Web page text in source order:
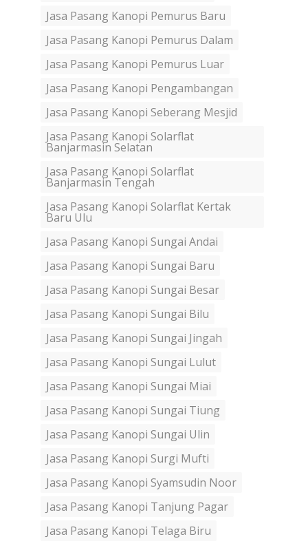
Jasa Pasang Kanopi Pemurus Baru
Jasa Pasang Kanopi Pemurus Dalam
Jasa Pasang Kanopi Pemurus Luar
Jasa Pasang Kanopi Pengambangan
Jasa Pasang Kanopi Seberang Mesjid
Jasa Pasang Kanopi Solarflat
Banjarmasin Selatan
Jasa Pasang Kanopi Solarflat
Banjarmasin Tengah
Jasa Pasang Kanopi Solarflat Kertak
Baru Ulu
Jasa Pasang Kanopi Sungai Andai
Jasa Pasang Kanopi Sungai Baru
Jasa Pasang Kanopi Sungai Besar
Jasa Pasang Kanopi Sungai Bilu
Jasa Pasang Kanopi Sungai Jingah
Jasa Pasang Kanopi Sungai Lulut
Jasa Pasang Kanopi Sungai Miai
Jasa Pasang Kanopi Sungai Tiung
Jasa Pasang Kanopi Sungai Ulin
Jasa Pasang Kanopi Surgi Mufti
Jasa Pasang Kanopi Syamsudin Noor
Jasa Pasang Kanopi Tanjung Pagar
Jasa Pasang Kanopi Telaga Biru